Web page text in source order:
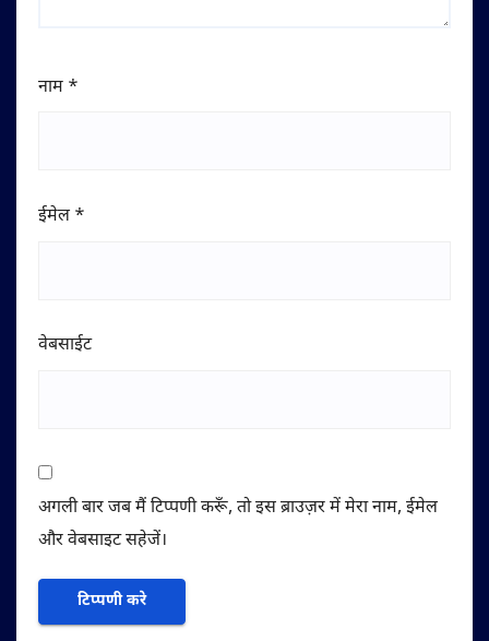
नाम *
ईमेल *
वेबसाईट
अगली बार जब मैं टिप्पणी करूँ, तो इस ब्राउज़र में मेरा नाम, ईमेल
और वेबसाइट सहेजें।